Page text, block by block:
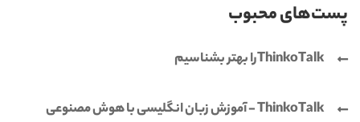
پست‌های محبوب
ThinkoTalkرا بهتر بشناسیم
ThinkoTalk - آموزش زبان انگلیسی با هوش مصنوعی